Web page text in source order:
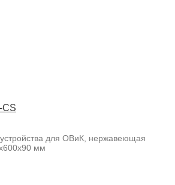
CS
для ОВиК, нержавеющая
мм